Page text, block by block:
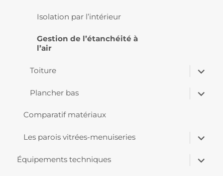
Isolation par l’intérieur
Gestion de l’étanchéité à
l’air
Toiture
ouvrir
le
menu
Plancher bas
ouvrir
le
Comparatif matériaux
Les parois vitrées-menuiseries
ouvrir
le
menu
Équipements techniques
ouvrir
le